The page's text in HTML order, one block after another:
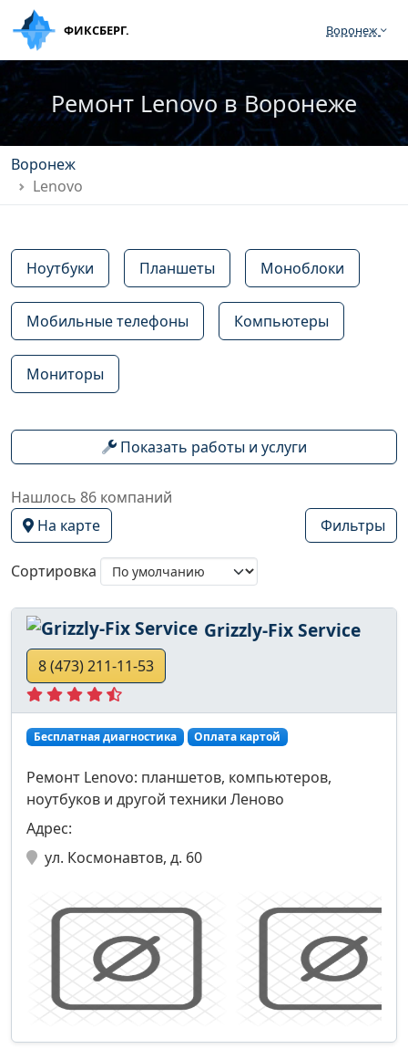
ФИКСБЕРГ. Воронеж
Ремонт Lenovo в Воронеже
Воронеж
Lenovo
Ноутбуки Планшеты Моноблоки
Мобильные телефоны Компьютеры
Мониторы
Показать работы и услуги
Нашлось 86 компаний
На карте
Фильтры
Сортировка
Grizzly-Fix Service
8 (473) 211-11-53
Бесплатная диагностика Оплата картой
Ремонт Lenovo: планшетов, компьютеров,
ноутбуков и другой техники Леново
Адрес:
ул. Космонавтов, д. 60